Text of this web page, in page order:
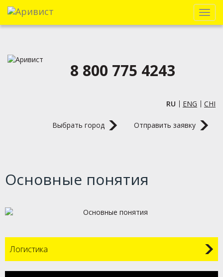
Menu
8 800 775 4243
RU ENG CHI
Выбрать город Отправить заявку
Основные понятия
Логистика